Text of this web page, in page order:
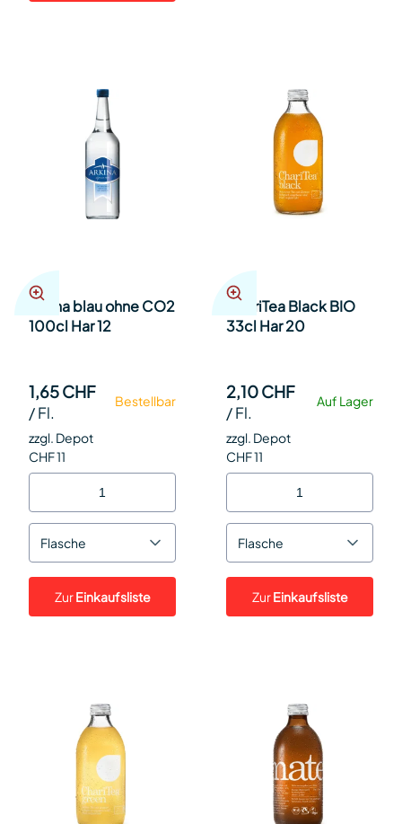
Arkina blau ohne CO2
100cl Har 12
Bestellbar
1,65 CHF
/Fl.
zzgl. Depot
CHF 11
Flasche
ZurEinkaufsliste
ChariTea Black BIO
33cl Har 20
Auf Lager
2,10 CHF
/Fl.
zzgl. Depot
CHF 11
Flasche
ZurEinkaufsliste